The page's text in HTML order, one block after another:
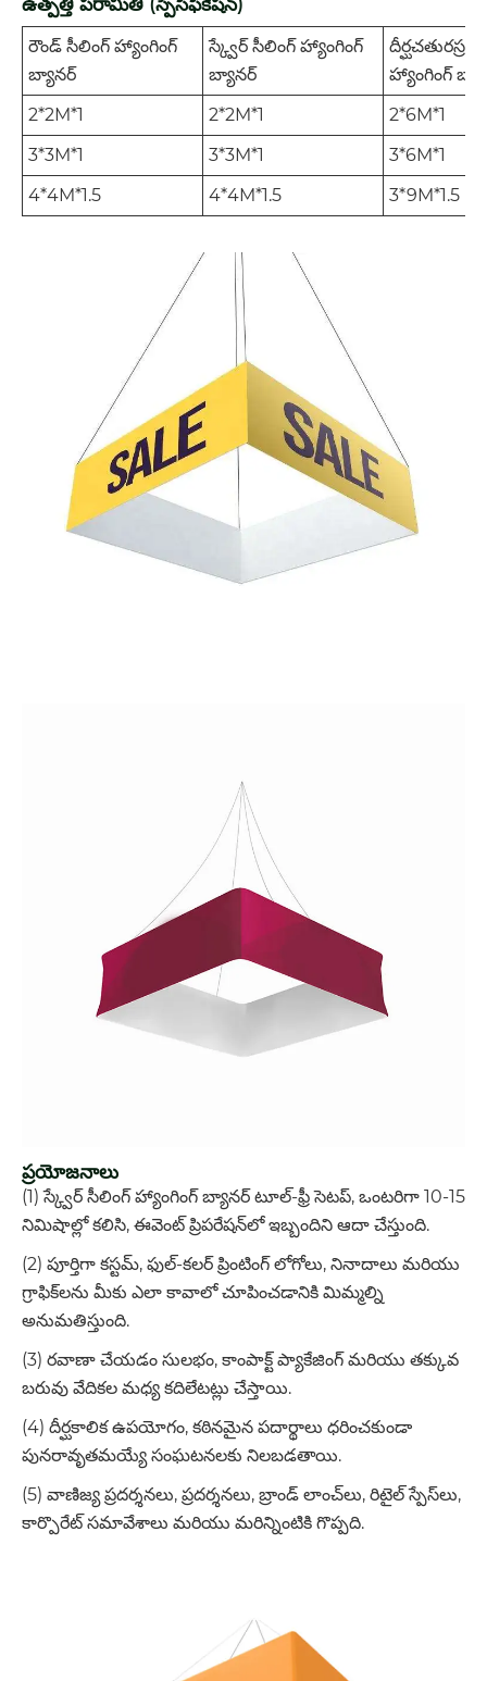
రౌండ్ సీలింగ్ హ్యాంగింగ్
బ్యానర్
స్క్వేర్ సీలింగ్ హ్యాంగింగ్
బ్యానర్
దీర్ఘచతురస్ర
హ్యాంగింగ్
2*2M*1
2*2M*1
2*6M*1
3*3M*1
3*3M*1
3*6M*1
4*4M*1.5
4*4M*1.5 3*9M*1.5
ప్రయోజనాలు
(1) స్క్వేర్ సీలింగ్ హ్యాంగింగ్ బ్యానర్ టూల్-ఫ్రీ సెటప్, ఒంటరిగా 10-15
నిమిషాల్లో కలిసి, ఈవెంట్ ప్రిపరేషన్‌లో ఇబ్బందిని ఆదా చేస్తుంది.
(2) పూర్తిగా కస్టమ్, ఫుల్-కలర్ ప్రింటింగ్ లోగోలు, నినాదాలు మరియు
గ్రాఫిక్‌లను మీకు ఎలా కావాలో చూపించడానికి మిమ్మల్ని
అనుమతిస్తుంది.
(3) రవాణా చేయడం సులభం, కాంపాక్ట్ ప్యాకేజింగ్ మరియు తక్కువ
బరువు వేదికల మధ్య కదిలేటట్లు చేస్తాయి.
(4) దీర్ఘకాలిక ఉపయోగం, కఠినమైన పదార్థాలు ధరించకుండా
పునరావృతమయ్యే సంఘటనలకు నిలబడతాయి.
(5) వాణిజ్య ప్రదర్శనలు, ప్రదర్శనలు, బ్రాండ్ లాంచ్‌లు, రిటైల్ స్పేస్‌లు,
కార్పొరేట్ సమావేశాలు మరియు మరిన్నింటికి గొప్పది.